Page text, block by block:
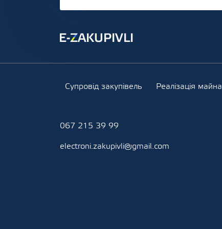
Супровід закупівель Реалізація майна
067 215 39 99
electroni.zakupivli@gmail.com